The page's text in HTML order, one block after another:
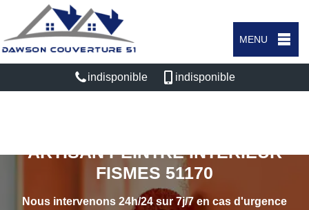
MENU
indisponible indisponible
ARTISAN PEINTRE INTÉRIEUR
FISMES 51170
Nous intervenons 24h/24 sur 7j/7 en cas d'urgence